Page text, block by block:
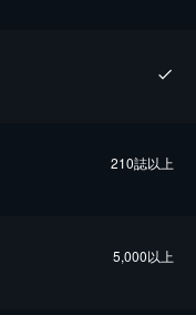
210誌以上
5,000以上